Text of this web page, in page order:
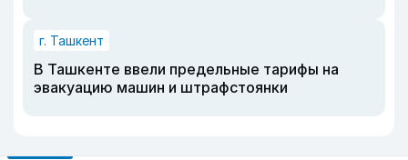
г. Ташкент
В Ташкенте ввели предельные тарифы на
эвакуацию машин и штрафстоянки